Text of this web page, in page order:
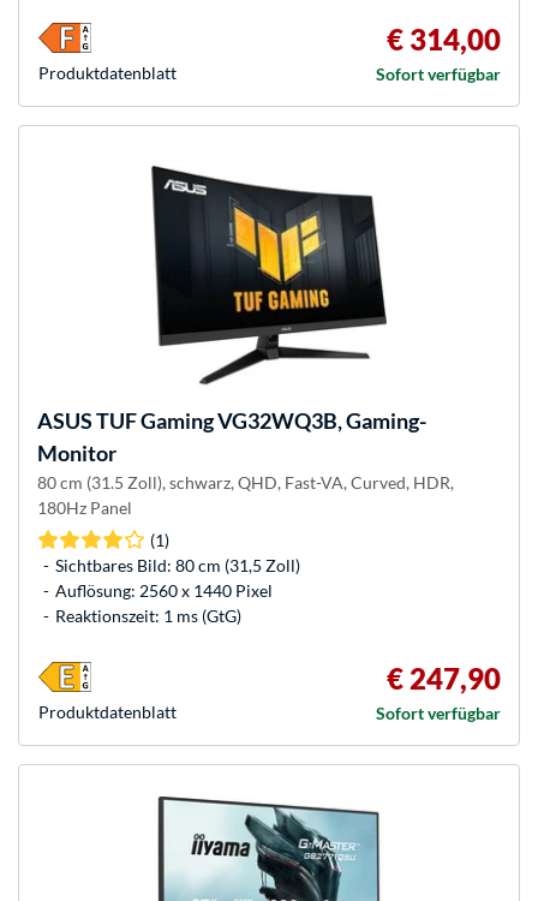
€ 314,00
Sofort verfügbar
Produkt­datenblatt
ASUSTUF Gaming VG32WQ3B, Gaming-
Monitor
80 cm (31.5 Zoll), schwarz, QHD, Fast-VA, Curved, HDR,
180Hz Panel
(1)
Sichtbares Bild: 80 cm (31,5 Zoll)
Auflösung: 2560 x 1440 Pixel
Reaktionszeit: 1 ms (GtG)
€ 247,90
Sofort verfügbar
Produkt­datenblatt